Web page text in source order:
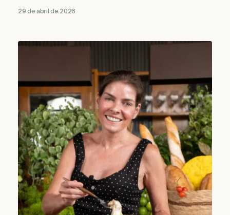
29 de abril de 2026